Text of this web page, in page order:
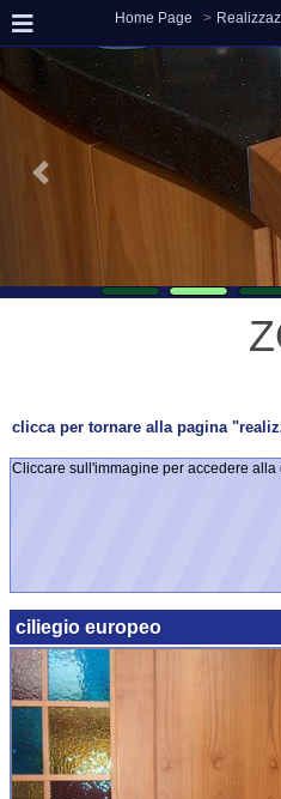
Home Page
clicca per tornare alla pagina
Cliccare sull'immagine per accedere alla
ciliegio europeo